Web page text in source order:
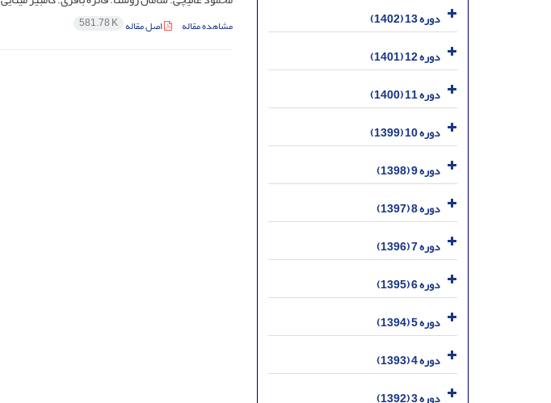
مشاهده مقاله اصل مقاله 581.78 K
دوره 13 (1402)
دوره 12 (1401)
دوره 11 (1400)
دوره 10 (1399)
دوره 9 (1398)
دوره 8 (1397)
دوره 7 (1396)
دوره 6 (1395)
دوره 5 (1394)
دوره 4 (1393)
دوره 3 (1392)